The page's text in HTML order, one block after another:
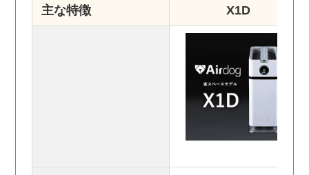
主な特徴 X1D